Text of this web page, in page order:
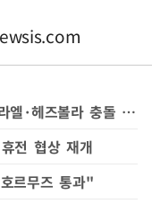
트럼프 '교전 중단' 선언 후에도 이스라엘·헤즈볼라 충돌 계속
전 협상 재개
르무즈 통과"